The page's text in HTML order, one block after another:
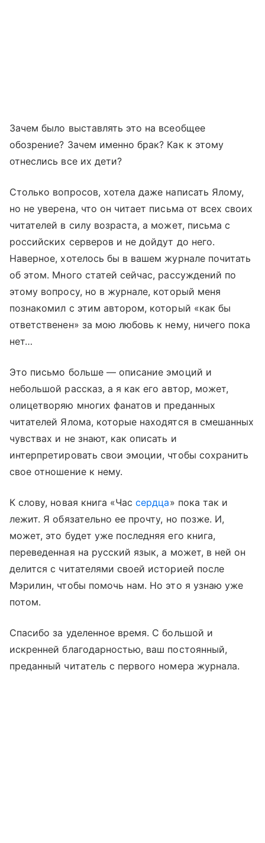
Зачем было выставлять это на всеобщее
обозрение? Зачем именно брак? Как к этому
отнеслись все их дети?
Столько вопросов, хотела даже написать Ялому,
но не уверена, что он читает письма от всех своих
читателей в силу возраста, а может, письма с
российских серверов и не дойдут до него.
Наверное, хотелось бы в вашем журнале почитать
об этом. Много статей сейчас, рассуждений по
этому вопросу, но в журнале, который меня
познакомил с этим автором, который «как бы
ответственен» за мою любовь к нему, ничего пока
нет…
Это письмо больше — описание эмоций и
небольшой рассказ, а я как его автор, может,
олицетворяю многих фанатов и преданных
читателей Ялома, которые находятся в смешанных
чувствах и не знают, как описать и
интерпретировать свои эмоции, чтобы сохранить
свое отношение к нему.
К слову, новая книга «Чассердца» пока так и
лежит. Я обязательно ее прочту, но позже. И,
может, это будет уже последняя его книга,
переведенная на русский язык, а может, в ней он
делится с читателями своей историей после
Мэрилин, чтобы помочь нам. Но это я узнаю уже
потом.
Спасибо за уделенное время. С большой и
искренней благодарностью, ваш постоянный,
преданный читатель с первого номера журнала.